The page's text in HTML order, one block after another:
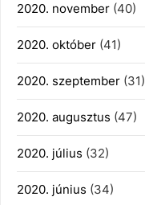
2020. november (40)
2020. október (41)
2020. szeptember (31)
2020. augusztus (47)
2020. július (32)
2020. június (34)